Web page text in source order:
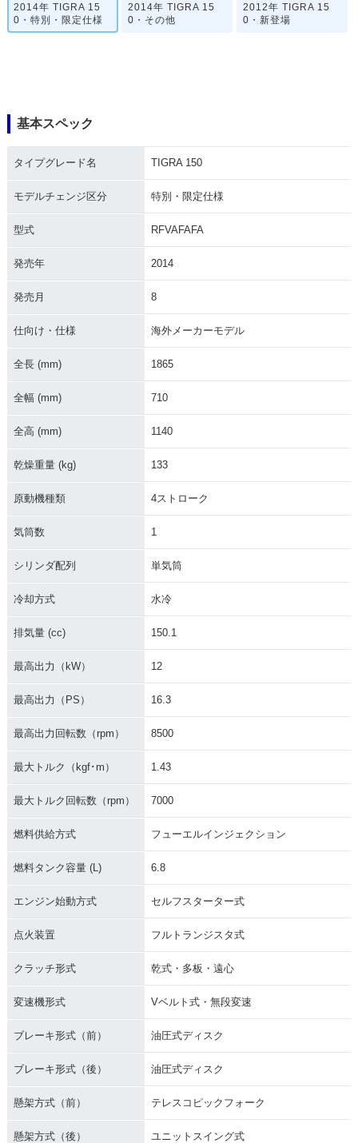
2014年 TIGRA 15
0・特別・限定仕様
2014年 TIGRA 15
0・その他
2012年 TIGRA 15
0・新登場
基本スペック
タイプグレード名 TIGRA 150
モデルチェンジ区分 特別・限定仕様
型式 RFVAFAFA
発売年 2014
発売月 8
仕向け・仕様 海外メーカーモデル
全長 (mm) 1865
全幅 (mm) 710
全高 (mm) 1140
乾燥重量 (kg) 133
原動機種類 4ストローク
気筒数 1
シリンダ配列 単気筒
冷却方式 水冷
排気量 (cc) 150.1
最高出力（kW） 12
最高出力（PS） 16.3
最高出力回転数（rpm） 8500
最大トルク（kgf･m） 1.43
最大トルク回転数（rpm） 7000
燃料供給方式 フューエルインジェクション
燃料タンク容量 (L) 6.8
エンジン始動方式 セルフスターター式
点火装置 フルトランジスタ式
クラッチ形式 乾式・多板・遠心
変速機形式 Vベルト式・無段変速
ブレーキ形式（前） 油圧式ディスク
ブレーキ形式（後） 油圧式ディスク
懸架方式（前） テレスコピックフォーク
懸架方式（後） ユニットスイング式